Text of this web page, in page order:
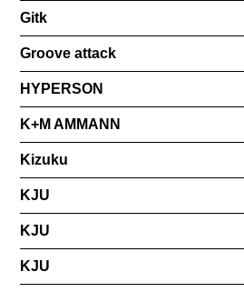
Gitk
Groove attack
HYPERSON
K+M AMMANN
Kizuku
KJU
KJU
KJU